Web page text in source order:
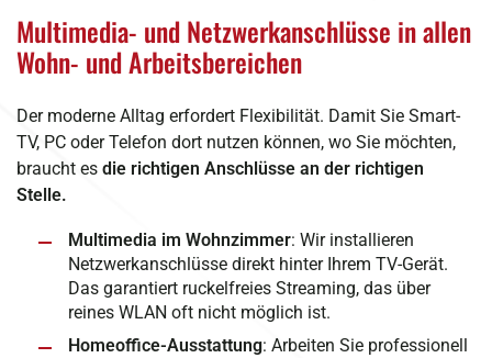
Multimedia- und Netzwerkanschlüsse in allen
Wohn- und Arbeitsbereichen
Der moderne Alltag erfordert Flexibilität. Damit Sie Smart-
TV, PC oder Telefon dort nutzen können, wo Sie möchten,
braucht es die richtigen Anschlüsse an der richtigen
Stelle.
Multimedia im Wohnzimmer: Wir installieren
Netzwerkanschlüsse direkt hinter Ihrem TV-Gerät.
Das garantiert ruckelfreies Streaming, das über
reines WLAN oft nicht möglich ist.
Homeoffice-Ausstattung: Arbeiten Sie professionell